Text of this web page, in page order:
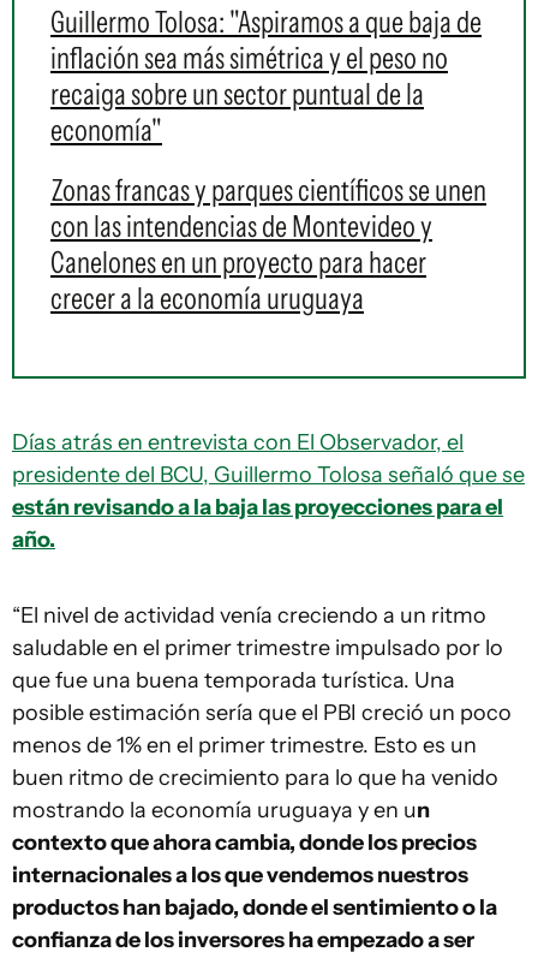
Guillermo Tolosa: "Aspiramos a que baja de
inflación sea más simétrica y el peso no
recaiga sobre un sector puntual de la
economía"
Zonas francas y parques científicos se unen
con las intendencias de Montevideo y
Canelones en un proyecto para hacer
crecer a la economía uruguaya
Días atrás en entrevista con El Observador, el
presidente del BCU, Guillermo Tolosa señaló que se
están revisando a la baja las proyecciones para el
año.
“El nivel de actividad venía creciendo a un ritmo
saludable en el primer trimestre impulsado por lo
que fue una buena temporada turística. Una
posible estimación sería que el PBI creció un poco
menos de 1% en el primer trimestre. Esto es un
buen ritmo de crecimiento para lo que ha venido
mostrando la economía uruguaya y en un
contexto que ahora cambia, donde los precios
internacionales a los que vendemos nuestros
productos han bajado, donde el sentimiento o la
confianza de los inversores ha empezado a ser